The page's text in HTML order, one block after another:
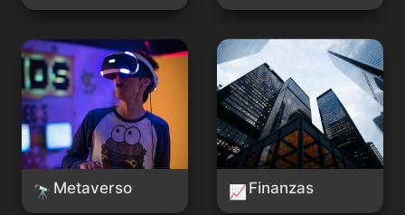
Metaverso
🔭 Metaverso
Finanzas
📈 Finanzas